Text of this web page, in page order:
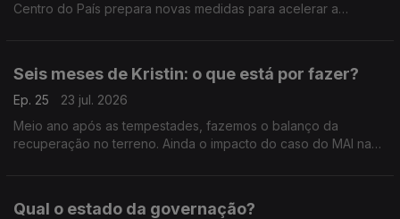
Centro do País prepara novas medidas para acelerar a
Seis meses de Kristin: o que está por fazer?
Ep. 25
23 jul. 2026
Meio ano após as tempestades, fazemos o balanço da
recuperação no terreno. Ainda o impacto do caso do MAI na
Qual o estado da governação?